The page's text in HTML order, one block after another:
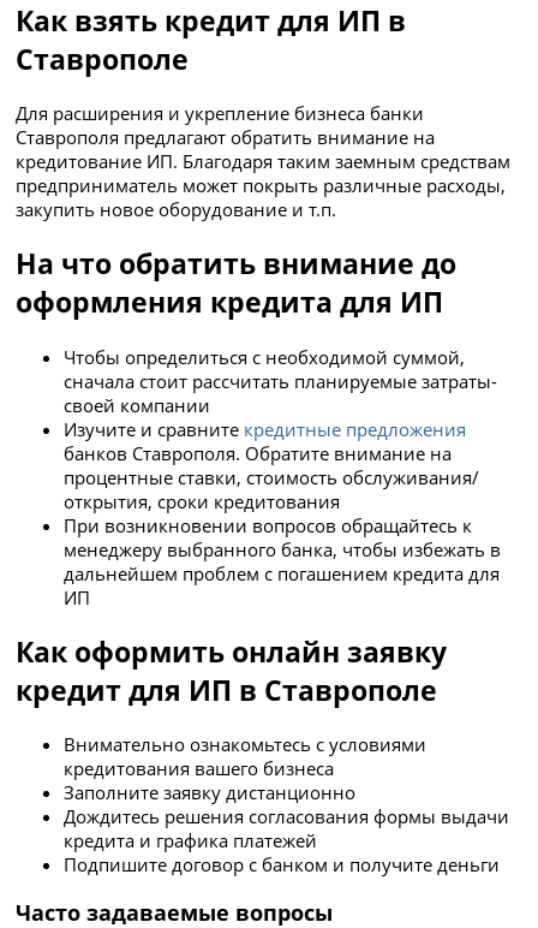
Как взять кредит для ИП в
Ставрополе
Для расширения и укрепление бизнеса банки
Ставрополя предлагают обратить внимание на
кредитование ИП. Благодаря таким заемным средствам
предприниматель может покрыть различные расходы,
закупить новое оборудование и т.п.
На что обратить внимание до
оформления кредита для ИП
Чтобы определиться с необходимой суммой,
сначала стоит рассчитать планируемые затраты­
своей компании
Изучите и сравните кредитные предложения
банков Ставрополя. Обратите внимание на
процентные ставки, стоимость обслуживания/
открытия, сроки кредитования
При возникновении вопросов обращайтесь к
менеджеру выбранного банка, чтобы избежать в
дальнейшем проблем с погашением кредита для
ИП
Как оформить онлайн заявку
кредит для ИП в Ставрополе
Внимательно ознакомьтесь с условиями
кредитования вашего бизнеса
Заполните заявку дистанционно
Дождитесь решения согласования формы выдачи
кредита и графика платежей
Подпишите договор с банком и получите деньги
Часто задаваемые вопросы